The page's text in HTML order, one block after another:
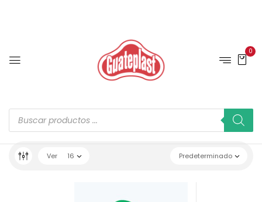
0
Predeterminado
Ver 16